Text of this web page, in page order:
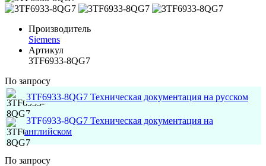
Производитель
Siemens
Артикул
3TF6933-8QG7
По запросу
3TF6933-8QG7 Техническая документация на русском
3TF6933-8QG7 Техническая документация на
английском
По запросу